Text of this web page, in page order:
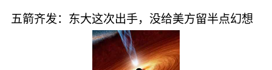
五箭齐发：东大这次出手，没给美方留半点幻想